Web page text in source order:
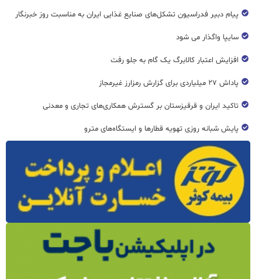
پیام دبیر فدراسیون تشکل‌های صنایع غذایی ایران به مناسبت روز خبرنگار
سایپا واگذار می شود
افزایش اعتبار کالابرگ یک گام به جلو رفت
پاداش ۲۷ میلیاردی برای گزارش رمزارز غیرمجاز
تاکید ایران و قرقیزستان بر گسترش همکاری‌های تجاری و معدنی
پایش شبانه روزی تهویه قطار‌ها و ایستگاه‌های مترو